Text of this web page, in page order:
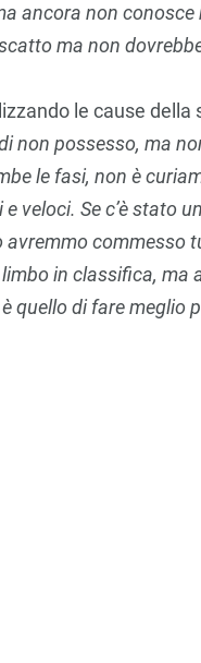
ancora non conosce
ma non
le cause della
non possesso, ma
le fasi, non è
veloci. Se c’è stato
commesso
in classifica, ma
quello di fare meglio